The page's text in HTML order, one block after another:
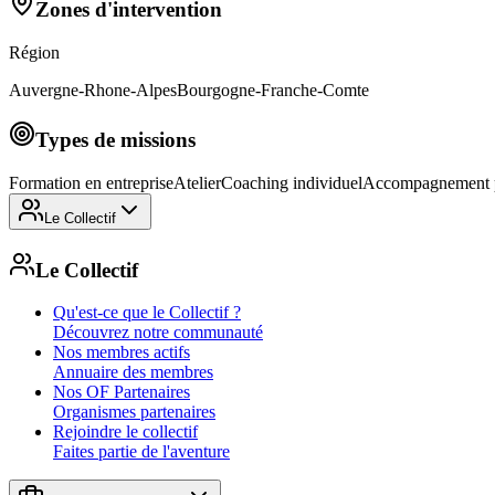
Zones d'intervention
Région
Auvergne-Rhone-AlpesBourgogne-Franche-Comte
Types de missions
Formation en entrepriseAtelierCoaching individuelAccompagnement
Le Collectif
Le Collectif
Qu'est-ce que le Collectif ?
Découvrez notre communauté
Nos membres actifs
Annuaire des membres
Nos OF Partenaires
Organismes partenaires
Rejoindre le collectif
Faites partie de l'aventure